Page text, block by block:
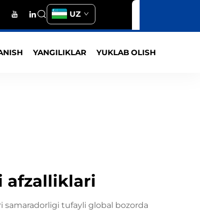
UZ
YANGILIKLAR YUKLAB OLISH
afzalliklari
tufayli global bozorda